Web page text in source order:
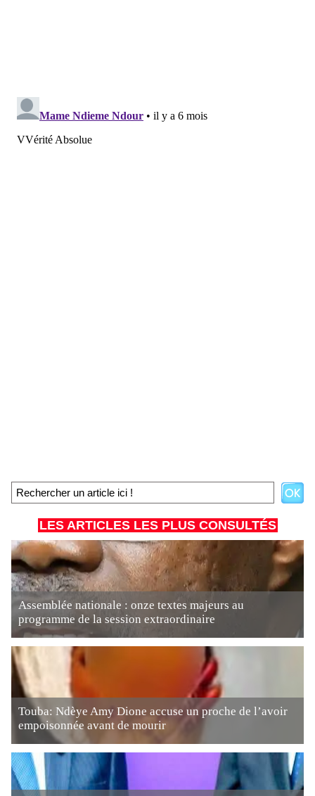
LES ARTICLES LES PLUS CONSULTÉS
Assemblée nationale : onze textes majeurs au
programme de la session extraordinaire
Touba: Ndèye Amy Dione accuse un proche de l’avoir
empoisonnée avant de mourir